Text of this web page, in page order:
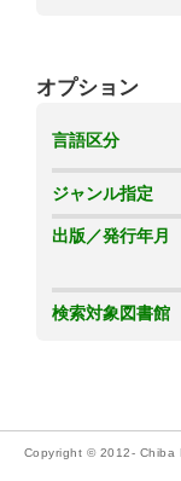
オプション
言語区分
ジャンル指定
出版／発行年月
検索対象図書館
Copyright © 2012- Chiba